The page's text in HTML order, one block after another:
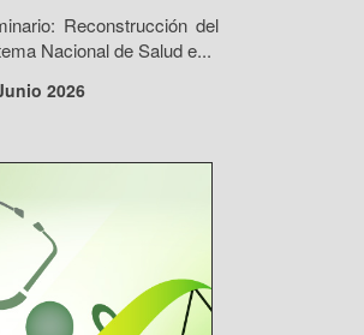
Reconstrucción del
Nacional de Salud e...
2026